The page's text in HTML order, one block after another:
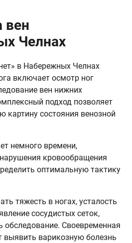
вен
Челнах
в Набережных Челнах
включает осмотр ног
вен нижних
подход позволяет
картину состояния венозной
немного времени,
кровообращения
оптимальную тактику
тяжесть в ногах, усталость
сосудистых сеток,
обследование. Своевременная
выявить варикозную болезнь